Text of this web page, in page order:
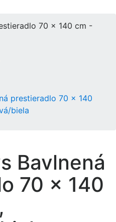
70 x 140 cm -
prestieradlo 70 x 140
biela
Bavlnená
70 x 140